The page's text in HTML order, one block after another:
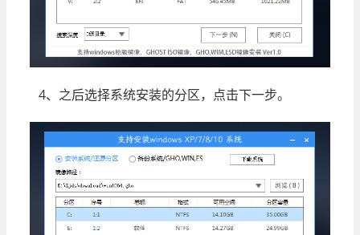
4、之后选择系统安装的分区，点击下一步。